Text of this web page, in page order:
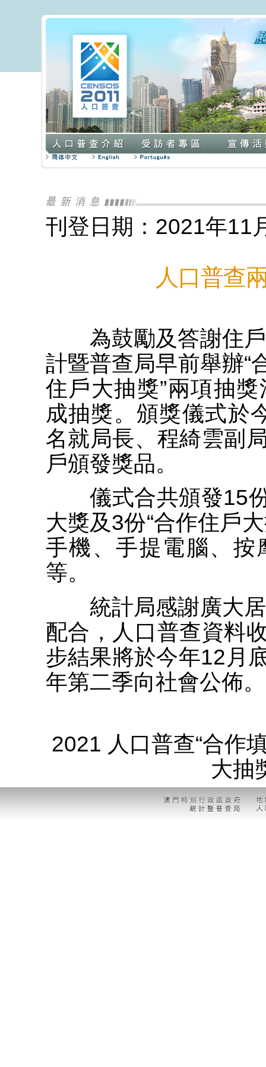
刊登日期：2021年11
人口普查
為鼓勵及答謝住戶
計暨普查局早前舉辦“
住戶大抽獎”兩項抽
成抽獎。頒獎儀式於
名就局長、程綺雲副
戶頒發獎品。
儀式合共頒發15份
大獎及3份“合作住戶
手機、手提電腦、按
等。
統計局感謝廣大居
配合，人口普查資料
步結果將於今年12月
年第二季向社會公佈。
2021 人口普查“合作
大抽